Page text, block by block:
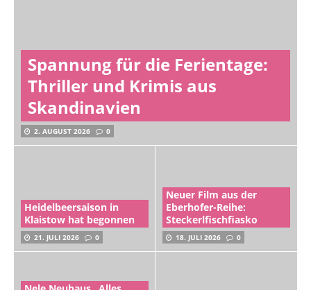
Spannung für die Ferientage:
Thriller und Krimis aus
Skandinavien
2. AUGUST 2026 0
Heidelbeersaison in
Klaistow hat begonnen
21. JULI 2026 0
Neuer Film aus der
Eberhofer-Reihe:
Steckerlfischfiasko
18. JULI 2026 0